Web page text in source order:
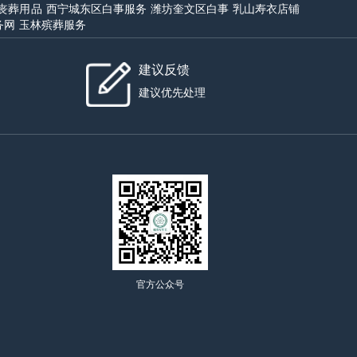
葬用品 西宁城东区白事服务 潍坊奎文区白事 乳山寿衣店铺
网 玉林殡葬服务
建议反馈
建议优先处理
官方公众号